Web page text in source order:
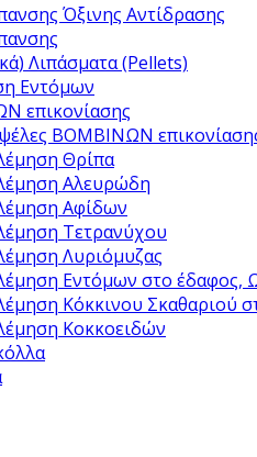
Όξινης Αντίδρασης
Λιπάσματα (Pellets)
Εντόμων
επικονίασης
ΒΟΜΒΙΝΩΝ
Θρίπα
Αλευρώδη
Αφίδων
Τετρανύχου
Λυριόμυζας
Εντόμων στο έδαφος,
Κόκκινου Σκαθαριού
Κοκκοειδών